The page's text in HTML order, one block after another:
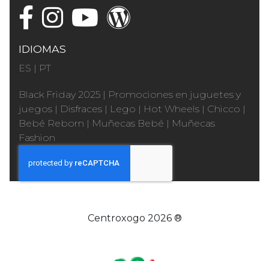
IDIOMAS
ES | PT
Black Friday 2025 | Promociones en juguetes y
juegos | Disfraces | Lego | Hot Wheels | Chicco |
Bebé Reborn | Muñecas Bebé | Muñecas
Fashion
Centroxogo 2026 ®